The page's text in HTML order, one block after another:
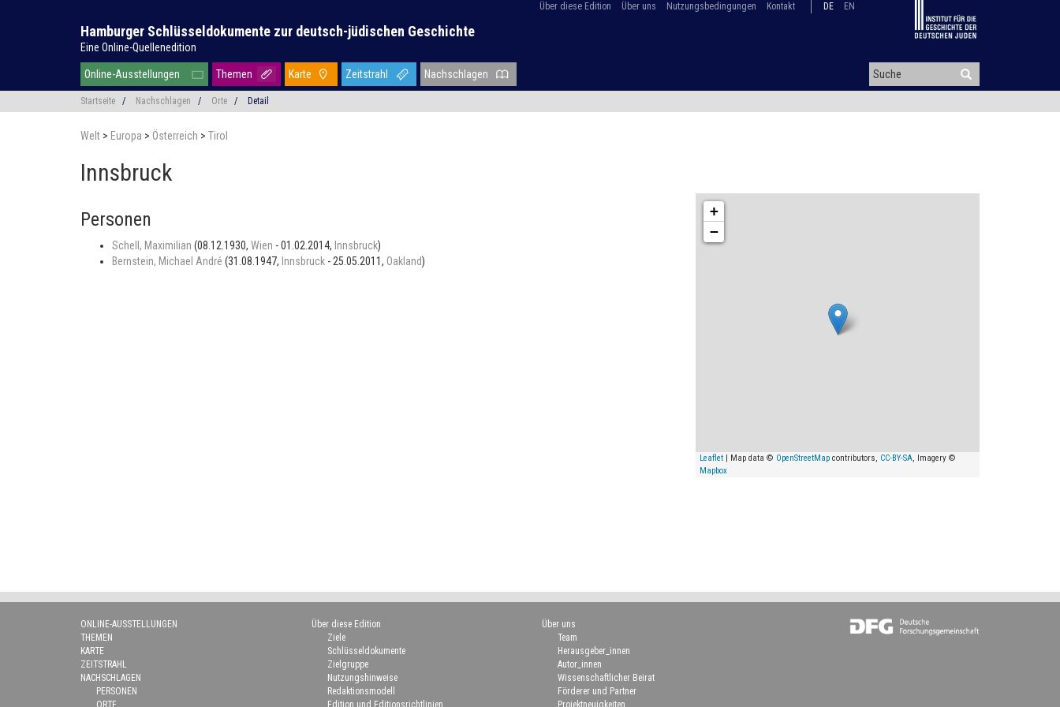
Über diese Edition Über uns Nutzungsbedingungen Kontakt DE EN
Hamburger Schlüsseldokumente zur deutsch-jüdischen Geschichte
Eine Online-Quellenedition
Online-Ausstellungen Themen Karte Zeitstrahl Nachschlagen
Startseite / Nachschlagen / Orte / Detail
Welt > Europa > Österreich > Tirol
Innsbruck
Personen
Schell, Maximilian (08.12.1930, Wien - 01.02.2014, Innsbruck)
Bernstein, Michael André (31.08.1947, Innsbruck - 25.05.2011, Oakland)
+
−
Leaflet | Map data © OpenStreetMap contributors, CC-BY-SA, Imagery ©
Mapbox
ONLINE-AUSSTELLUNGEN
THEMEN
KARTE
ZEITSTRAHL
NACHSCHLAGEN
PERSONEN
ORTE
Über diese Edition
Ziele
Schlüsseldokumente
Zielgruppe
Nutzungshinweise
Redaktionsmodell
Edition und Editionsrichtlinien
Über uns
Team
Herausgeber_innen
Autor_innen
Wissenschaftlicher Beirat
Förderer und Partner
Projektneuigkeiten